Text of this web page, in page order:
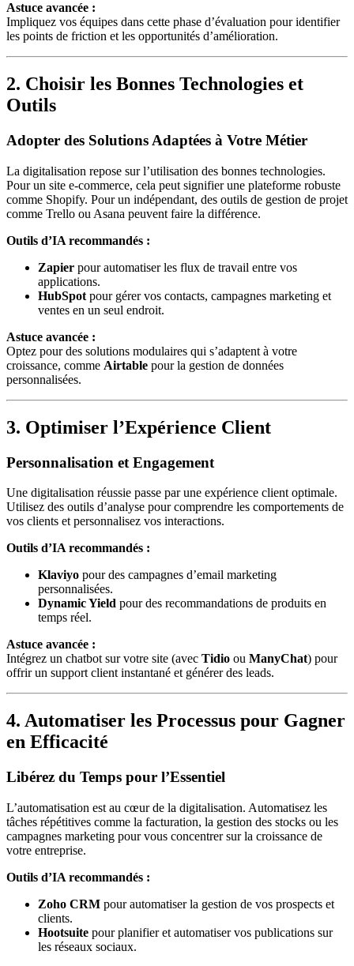
Astuce avancée :
Impliquez vos équipes dans cette phase d’évaluation pour identifier
les points de friction et les opportunités d’amélioration.
2. Choisir les Bonnes Technologies et
Outils
Adopter des Solutions Adaptées à Votre Métier
La digitalisation repose sur l’utilisation des bonnes technologies.
Pour un site e-commerce, cela peut signifier une plateforme robuste
comme Shopify. Pour un indépendant, des outils de gestion de projet
comme Trello ou Asana peuvent faire la différence.
Outils d’IA recommandés :
Zapier pour automatiser les flux de travail entre vos
applications.
HubSpot pour gérer vos contacts, campagnes marketing et
ventes en un seul endroit.
Astuce avancée :
Optez pour des solutions modulaires qui s’adaptent à votre
croissance, comme Airtable pour la gestion de données
personnalisées.
3. Optimiser l’Expérience Client
Personnalisation et Engagement
Une digitalisation réussie passe par une expérience client optimale.
Utilisez des outils d’analyse pour comprendre les comportements de
vos clients et personnalisez vos interactions.
Outils d’IA recommandés :
Klaviyo pour des campagnes d’email marketing
personnalisées.
Dynamic Yield pour des recommandations de produits en
temps réel.
Astuce avancée :
Intégrez un chatbot sur votre site (avec Tidio ou ManyChat) pour
offrir un support client instantané et générer des leads.
4. Automatiser les Processus pour Gagner
en Efficacité
Libérez du Temps pour l’Essentiel
L’automatisation est au cœur de la digitalisation. Automatisez les
tâches répétitives comme la facturation, la gestion des stocks ou les
campagnes marketing pour vous concentrer sur la croissance de
votre entreprise.
Outils d’IA recommandés :
Zoho CRM pour automatiser la gestion de vos prospects et
clients.
Hootsuite pour planifier et automatiser vos publications sur
les réseaux sociaux.